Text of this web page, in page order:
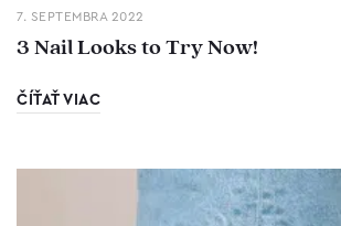
7. SEPTEMBRA 2022
3 Nail Looks to Try Now!
ČÍŤAŤ VIAC